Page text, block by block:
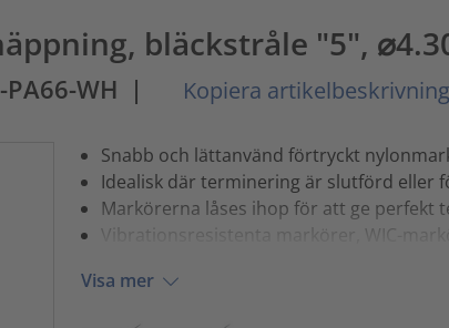
bläckstråle "5",
WH | Kopiera artikelbeskrivning
Snabb och lättanvänd förtryckt
Idealisk där terminering är slutförd eller
Markörerna låses ihop för att ge perfekt
Vibrationsresistenta markörer, WIC-
Visa mer